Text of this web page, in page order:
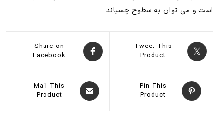
است و می توان به سطوح چسباند
Tweet This
Product
Share on
Facebook
Pin This
Product
Mail This
Product